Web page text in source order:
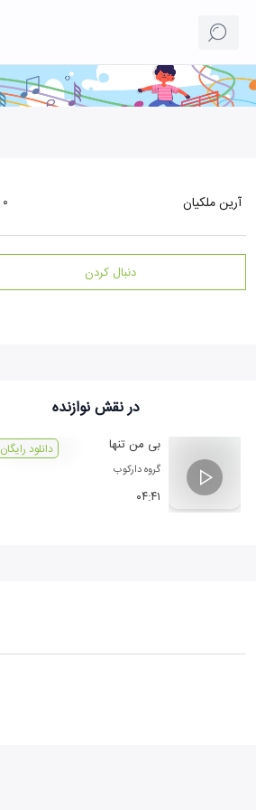
آرین ملکیان ۰
دنبال کردن
در نقشنوازنده
بی من تنها
گروه دارکوب
۰۴:۴۱
دانلود رایگان